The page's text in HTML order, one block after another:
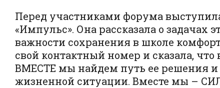
Перед участниками форума
«Импульс». Она рассказала о
важности сохранения в школе
свой контактный номер и сказала,
ВМЕСТЕ мы найдем путь ее решения и
жизненной ситуации. Вместе мы –